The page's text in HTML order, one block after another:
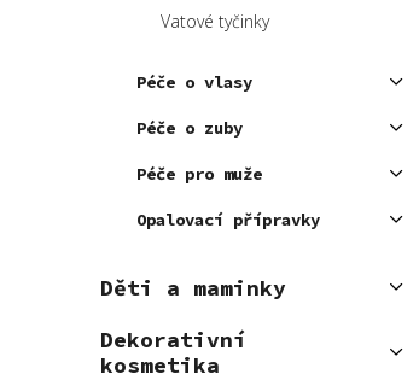
Vatové tyčinky
Péče o vlasy
Péče o zuby
Péče pro muže
Opalovací přípravky
Děti a maminky
Dekorativní
kosmetika